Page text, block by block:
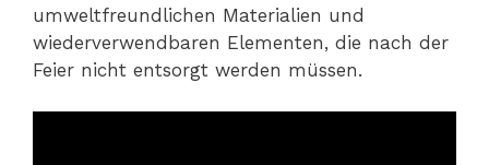
umweltfreundlichen Materialien und
wiederverwendbaren Elementen, die nach der
Feier nicht entsorgt werden müssen.